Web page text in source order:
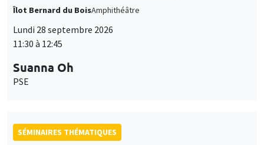
Îlot Bernard du BoisAmphithéâtre
Lundi 28 septembre 2026
11:30 à 12:45
Suanna Oh
PSE
SÉMINAIRES THÉMATIQUES